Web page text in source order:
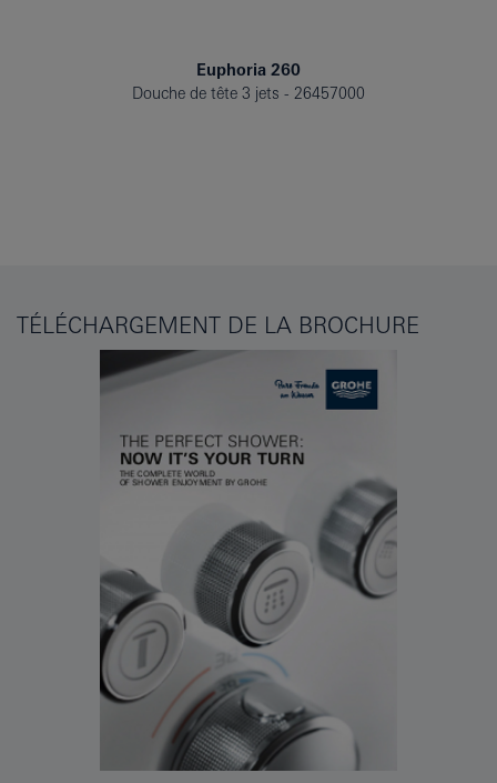
Euphoria 260
Douche de tête 3 jets
26457000
TÉLÉCHARGEMENT DE LA BROCHURE